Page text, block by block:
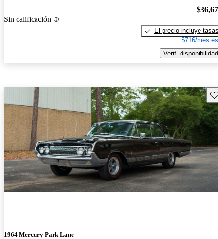
Sin calificación
El precio incluye tasas
$716/mes
Verif. disponibilidad
1964 Mercury Park Lane